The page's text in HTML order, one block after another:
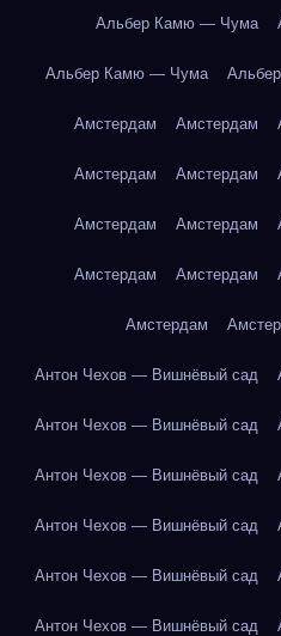
Альбер Камю — Чума
Альбер Камю — Чума
Амстердам Амстердам
Амстердам Амстердам
Амстердам Амстердам
Амстердам Амстердам
Амстердам
Антон Чехов — Вишнёвый сад
Антон Чехов — Вишнёвый сад
Антон Чехов — Вишнёвый сад
Антон Чехов — Вишнёвый сад
Антон Чехов — Вишнёвый сад
Антон Чехов — Вишнёвый сад